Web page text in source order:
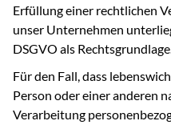
Erfüllung einer rechtlichen
unser Unternehmen
DSGVO als
Für den Fall, dass
Person oder einer anderen
Verarbeitung